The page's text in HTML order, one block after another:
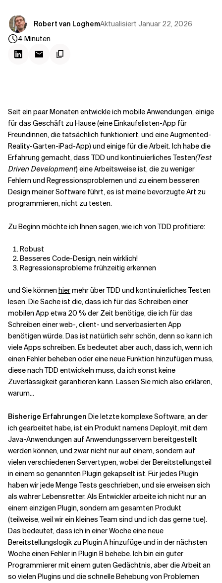
Verwandte Themen
Robert van LoghemAktualisiert Januar 22, 2026
4 Minuten
Seit ein paar Monaten entwickle ich mobile Anwendungen, einige
für das Geschäft zu Hause (eine Einkaufslisten-App für
Freundinnen, die tatsächlich funktioniert, und eine Augmented-
Reality-Garten-iPad-App) und einige für die Arbeit. Ich habe die
Erfahrung gemacht, dass TDD und kontinuierliches Testen(Test
Driven Development) eine Arbeitsweise ist, die zu weniger
Fehlern und Regressionsproblemen und zu einem besseren
Design meiner Software führt, es ist meine bevorzugte Art zu
programmieren, nicht zu testen.
Zu Beginn möchte ich Ihnen sagen, wie ich von TDD profitiere:
Robust
Besseres Code-Design, nein wirklich!
Regressionsprobleme frühzeitig erkennen
und Sie können hiermehr über TDD und kontinuierliches Testen
lesen. Die Sache ist die, dass ich für das Schreiben einer
mobilen App etwa 20 % der Zeit benötige, die ich für das
Schreiben einer web-, client- und serverbasierten App
benötigen würde. Das ist natürlich sehr schön, denn so kann ich
viele Apps schreiben. Es bedeutet aber auch, dass ich, wenn ich
einen Fehler beheben oder eine neue Funktion hinzufügen muss,
diese nach TDD entwickeln muss, da ich sonst keine
Zuverlässigkeit garantieren kann. Lassen Sie mich also erklären,
warum...
Bisherige Erfahrungen Die letzte komplexe Software, an der
ich gearbeitet habe, ist ein Produkt namens Deployit, mit dem
Java-Anwendungen auf Anwendungsservern bereitgestellt
werden können, und zwar nicht nur auf einem, sondern auf
vielen verschiedenen Servertypen, wobei der Bereitstellungsteil
in einem so genannten Plugin gekapselt ist. Für jedes Plugin
haben wir jede Menge Tests geschrieben, und sie erweisen sich
als wahrer Lebensretter. Als Entwickler arbeite ich nicht nur an
einem einzigen Plugin, sondern am gesamten Produkt
(teilweise, weil wir ein kleines Team sind und ich das gerne tue).
Das bedeutet, dass ich in einer Woche eine neue
Bereitstellungslogik zu Plugin A hinzufüge und in der nächsten
Woche einen Fehler in Plugin B behebe. Ich bin ein guter
Programmierer mit einem guten Gedächtnis, aber die Arbeit an
so vielen Plugins und die schnelle Behebung von Problemen